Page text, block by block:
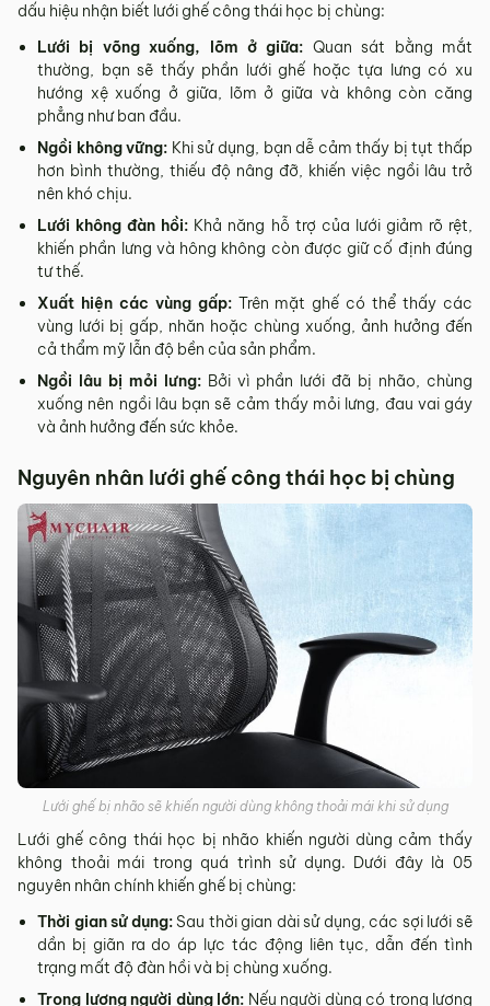
dấu hiệu nhận biết lưới ghế công thái học bị chùng:
Lưới bị võng xuống, lõm ở giữa: Quan sát bằng mắt
thường, bạn sẽ thấy phần lưới ghế hoặc tựa lưng có xu
hướng xệ xuống ở giữa, lõm ở giữa và không còn căng
phẳng như ban đầu.
Ngồi không vững: Khi sử dụng, bạn dễ cảm thấy bị tụt thấp
hơn bình thường, thiếu độ nâng đỡ, khiến việc ngồi lâu trở
nên khó chịu.
Lưới không đàn hồi: Khả năng hỗ trợ của lưới giảm rõ rệt,
khiến phần lưng và hông không còn được giữ cố định đúng
tư thế.
Xuất hiện các vùng gấp:Trên mặt ghế có thể thấy các
vùng lưới bị gấp, nhăn hoặc chùng xuống, ảnh hưởng đến
cả thẩm mỹ lẫn độ bền của sản phẩm.
Ngồi lâu bị mỏi lưng:Bởi vì phần lưới đã bị nhão, chùng
xuống nên ngồi lâu bạn sẽ cảm thấy mỏi lưng, đau vai gáy
và ảnh hưởng đến sức khỏe.
Nguyên nhân lưới ghế công thái học bị chùng
Lưới ghế bị nhão sẽ khiến người dùng không thoải mái khi sử dụng
Lưới ghế công thái học bị nhão khiến người dùng cảm thấy
không thoải mái trong quá trình sử dụng. Dưới đây là 05
nguyên nhân chính khiến ghế bị chùng:
Thời gian sử dụng:Sau thời gian dài sử dụng, các sợi lưới sẽ
dần bị giãn ra do áp lực tác động liên tục, dẫn đến tình
trạng mất độ đàn hồi và bị chùng xuống.
Trọng lượng người dùng lớn: Nếu người dùng có trọng lượng